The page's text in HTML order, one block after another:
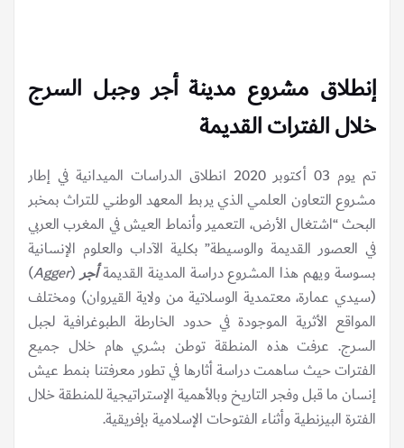
إنطلاق مشروع مدينة أجر وجبل السرج
خلال الفترات القديمة
تم يوم 03 أكتوبر 2020 انطلاق الدراسات الميدانية في إطار
مشروع التعاون العلمي الذي يربط المعهد الوطني للتراث بمخبر
البحث “اشتغال الأرض، التعمير وأنماط العيش في المغرب العربي
في العصور القديمة والوسيطة” بكلية الآداب والعلوم الإنسانية
بسوسة ويهم هذا المشروع دراسة المدينة القديمةأجر(
Agger
)
(سيدي عمارة، معتمدية الوسلاتية من ولاية القيروان) ومختلف
المواقع الأثرية الموجودة في حدود الخارطة الطبوغرافية لجبل
السرج. عرفت هذه المنطقة توطن بشري هام خلال جميع
الفترات حيث ساهمت دراسة أثارها في تطور معرفتنا بنمط عيش
إنسان ما قبل وفجر التاريخ وبالأهمية الإستراتيجية للمنطقة خلال
الفترة البيزنطية وأثناء الفتوحات الإسلامية بإفريقية.